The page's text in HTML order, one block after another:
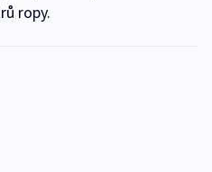
ropy.